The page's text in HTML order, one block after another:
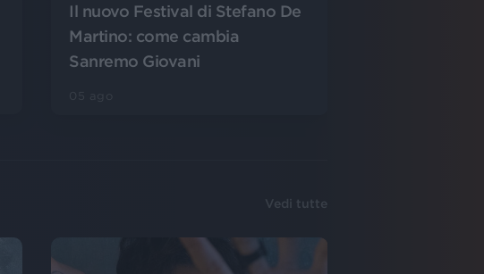
Il nuovo Festival di Stefano De
Martino: come cambia
Sanremo Giovani
Vedi tutte